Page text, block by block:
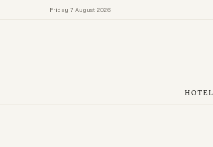
Friday 7 August 2026
HOTEL